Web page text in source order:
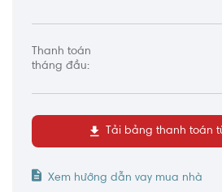
Thanh toán
tháng đầu:
Tải bảng thanh toán
Xem hướng dẫn vay mua nhà